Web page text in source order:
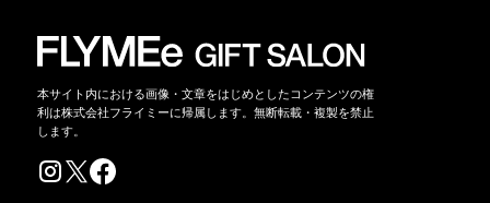
本サイト内における画像・文章をはじめとしたコンテンツの権
利は株式会社フライミーに帰属します。無断転載・複製を禁止
します。